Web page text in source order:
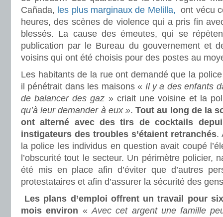
Cañada, les plus marginaux de Melilla, ont vécu
heures, des scènes de violence qui a pris fin
blessés. La cause des émeutes, qui se
publication par le Bureau du gouvernement et
voisins qui ont été choisis pour des postes au
Les habitants de la rue ont demandé que la
il pénétrait dans les maisons « Il y a des enfants
de balancer des gaz » criait une voisine et la
qu’à leur demander à eux ». Tout au long de la
ont alterné avec des tirs de cocktails
instigateurs des troubles s’étaient retranchés.
la police les individus en question avait coupé
l’obscurité tout le secteur. Un périmètre policier,
été mis en place afin d’éviter que d’autres
protestataires et afin d’assurer la sécurité des
Les plans d’emploi offrent un travail pour
mois environ «Avec cet argent une famille